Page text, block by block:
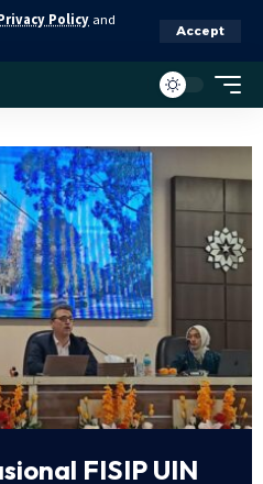
Policy and
Accept
FISIP UIN